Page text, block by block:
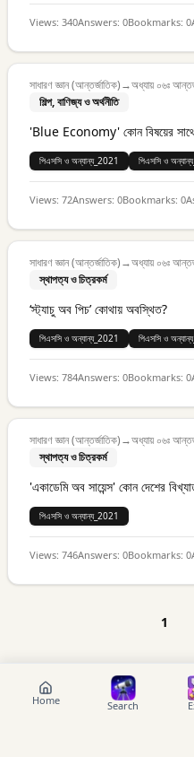
Views: 340Answers: 0Bookmarks: 0
সাধারণ জ্ঞান (আন্তর্জাতিক)→অধ্যায় ০৬ঃ
শিল্প, বাণিজ্য ও অর্থনীতি
'Blue Economy' কোন বিষয়ের সাথে
পিএসসি ও অন্যান্য_2021 পিএসসি ও
Views: 72Answers: 0Bookmarks: 0
সাধারণ জ্ঞান (আন্তর্জাতিক)→অধ্যায় ০৬ঃ
স্থাপত্য ও চিত্রকর্ম
‘স্ট্যাচু অব পিচ’ কোথায় অবস্থিত?
পিএসসি ও অন্যান্য_2021 পিএসসি ও
Views: 784Answers: 0Bookmarks: 0
সাধারণ জ্ঞান (আন্তর্জাতিক)→অধ্যায় ০৬ঃ
স্থাপত্য ও চিত্রকর্ম
'একাডেমি অব সায়েন্স' কোন দেশের
পিএসসি ও অন্যান্য_2021
Views: 746Answers: 0Bookmarks: 0
1
Home Search